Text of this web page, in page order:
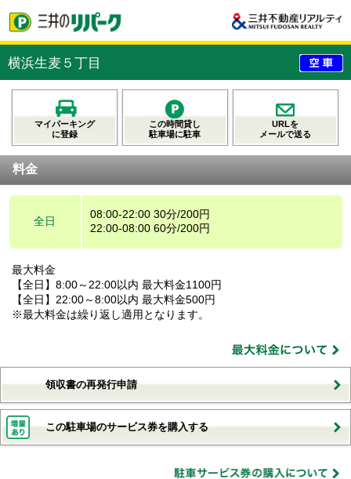
横浜生麦５丁目
マイパーキング
に登録
この時間貸し
駐車場に駐車
URLを
メールで送る
料金
全日
08:00-22:00 30分/200円
22:00-08:00 60分/200円
最大料金
【全日】8:00～22:00以内 最大料金1100円
【全日】22:00～8:00以内 最大料金500円
※最大料金は繰り返し適用となります。
領収書の再発行申請
この駐車場のサービス券を購入する